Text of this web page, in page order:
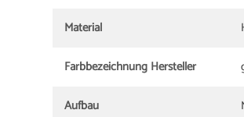
Material
Farbbezeichnung Hersteller
Aufbau